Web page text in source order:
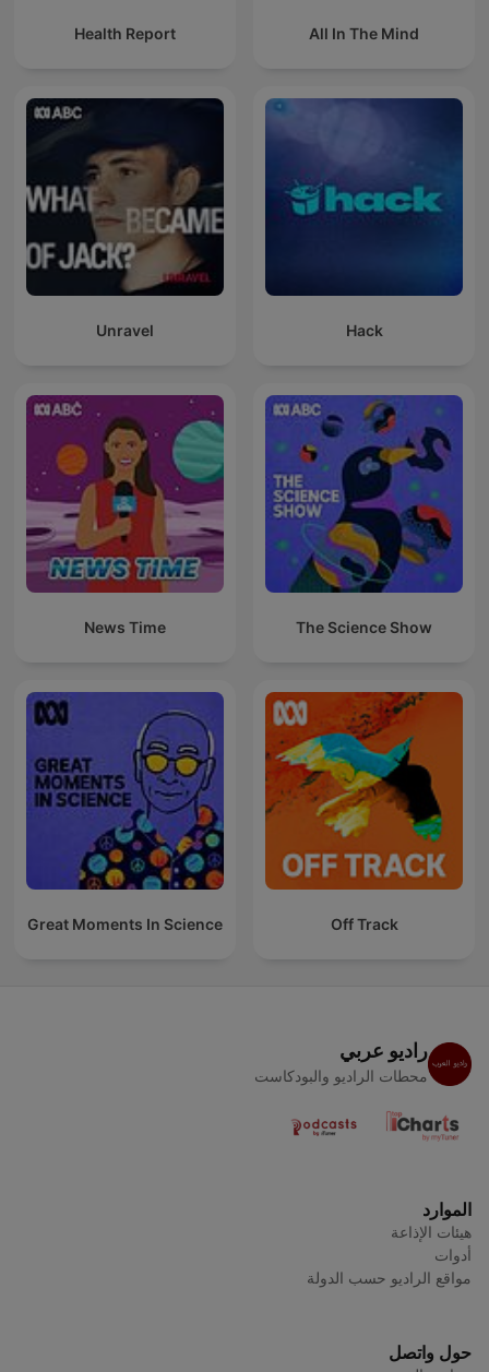
All In The Mind
Health Report
Hack
Unravel
The Science Show
News Time
Off Track
Great Moments In Science
راديو عربي
محطات الراديو والبودكاست
الموارد
هيئات الإذاعة
أدوات
مواقع الراديو حسب الدولة
حول واتصل